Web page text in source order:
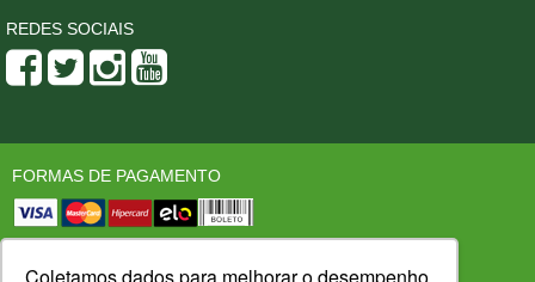
REDES SOCIAIS
FORMAS DE PAGAMENTO
SEGURANÇA LOJA CONFIÁVEL